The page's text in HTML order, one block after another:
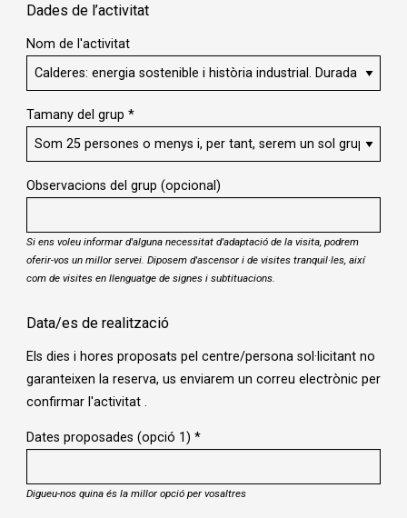
Dades de l’activitat
Nom de l'activitat
Tamany del grup *
Observacions del grup (opcional)
Si ens voleu informar d'alguna necessitat d'adaptació de la visita, podrem
oferir-vos un millor servei. Diposem d'ascensor i de visites tranquil·les, així
com de visites en llenguatge de signes i subtituacions.
Data/es de realització
Els dies i hores proposats pel centre/persona sol·licitant no
garanteixen la reserva, us enviarem un correu electrònic per
confirmar l'activitat .
Dates proposades (opció 1) *
Digueu-nos quina és la millor opció per vosaltres